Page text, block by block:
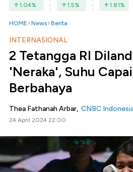
1.04% 1.5% 1.81%
HOME News Berita
INTERNASIONAL
2 Tetangga RI
'Neraka', Suhu
Berbahaya
Thea Fathanah Arbar, CNBC
24 April 2024 22:00